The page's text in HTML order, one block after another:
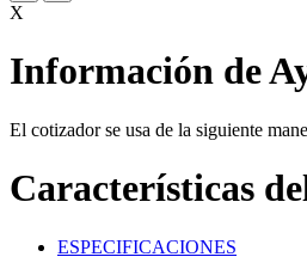
X
Información de
El cotizador se usa de la siguiente
Características
ESPECIFICACIONES